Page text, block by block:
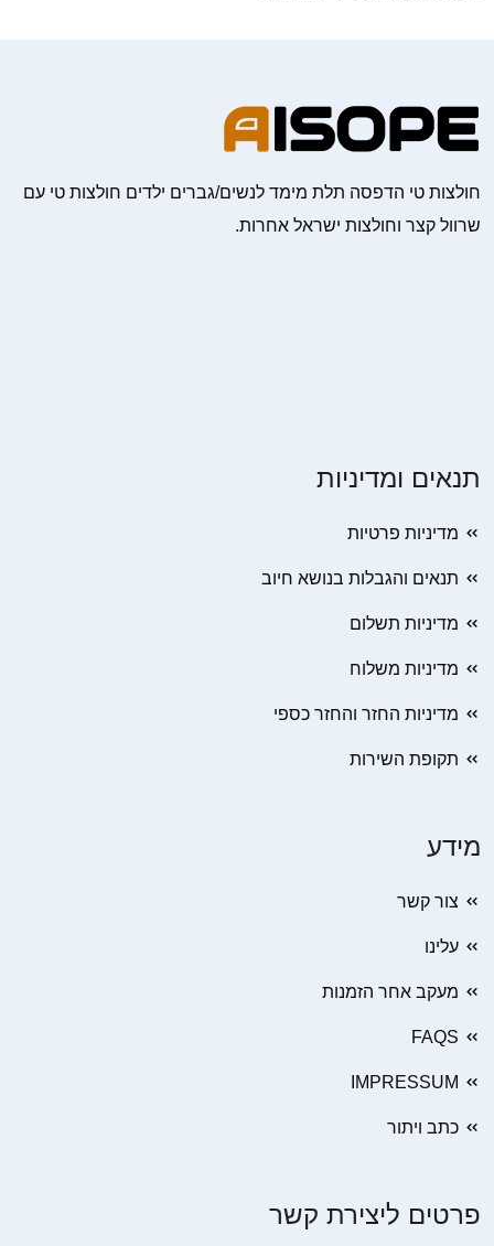
חולצות טי הדפסה תלת מימד לנשים/גברים ילדים חולצות טי עם
שרוול קצר וחולצות ישראל אחרות.
תנאים ומדיניות
מדיניות פרטיות
תנאים והגבלות בנושא חיוב
מדיניות תשלום
מדיניות משלוח
מדיניות החזר והחזר כספי
תקופת השירות
מידע
צור קשר
עלינו
מעקב אחר הזמנות
FAQS
IMPRESSUM
כתב ויתור
פרטים ליצירת קשר